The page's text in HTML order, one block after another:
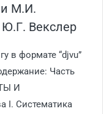
М.И.
Ю.Г. Векслер
в формате “djvu”
Часть
И
Систематика